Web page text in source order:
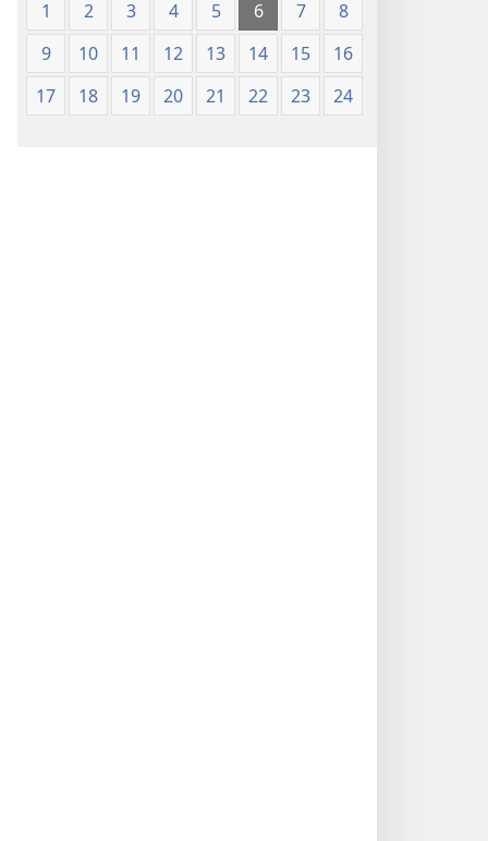
1 2 3 4 5 6 7
8
9
10 11 12 13 14 15
16
17
18 19 20 21 22 23 24